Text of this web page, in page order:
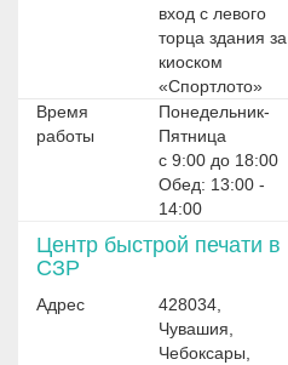
вход с левого
торца здания за
киоском
«Спортлото»
Время
работы
Понедельник-
Пятница
с 9:00 до 18:00
Обед: 13:00 -
14:00
Центр быстрой печати в
СЗР
Адрес
428034,
Чувашия,
Чебоксары,